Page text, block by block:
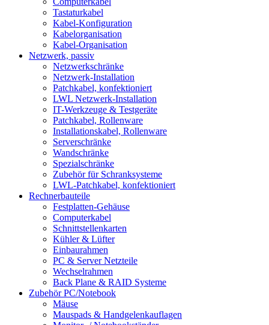
Tastaturkabel
Kabel-Konfiguration
Kabelorganisation
Kabel-Organisation
Netzwerk, passiv
Netzwerkschränke
Netzwerk-Installation
Patchkabel, konfektioniert
LWL Netzwerk-Installation
IT-Werkzeuge & Testgeräte
Patchkabel, Rollenware
Installationskabel, Rollenware
Serverschränke
Wandschränke
Spezialschränke
Zubehör für Schranksysteme
LWL-Patchkabel, konfektioniert
Rechnerbauteile
Festplatten-Gehäuse
Computerkabel
Schnittstellenkarten
Kühler & Lüfter
Einbaurahmen
PC & Server Netzteile
Wechselrahmen
Back Plane & RAID Systeme
Zubehör PC/Notebook
Mäuse
Mauspads & Handgelenkauflagen